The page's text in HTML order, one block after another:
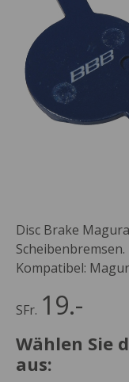
Disc Brake
Scheibenbremsen.
Kompatibel:
SFr. 19.-
Wählen Sie
aus: